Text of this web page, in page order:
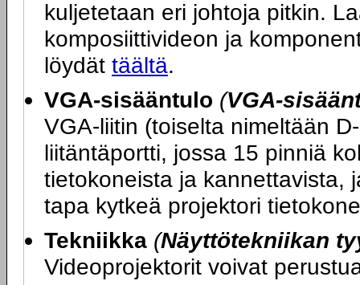
kuljetetaan eri johtoja pitkin.
komposiittivideon ja
löydät täältä.
VGA-sisääntulo (VGA-
VGA-liitin (toiselta nimeltään
liitäntäportti, jossa 15 pinniä
tietokoneista ja kannettavista,
tapa kytkeä projektori
Tekniikka (Näyttötekniikan
Videoprojektorit voivat